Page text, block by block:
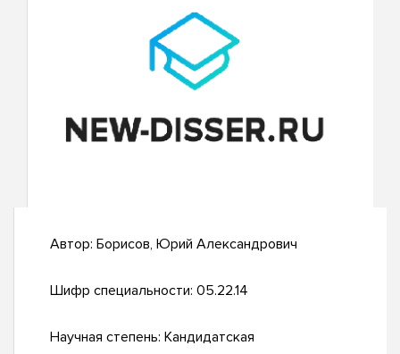
Автор: Борисов, Юрий Александрович
Шифр специальности: 05.22.14
Научная степень: Кандидатская